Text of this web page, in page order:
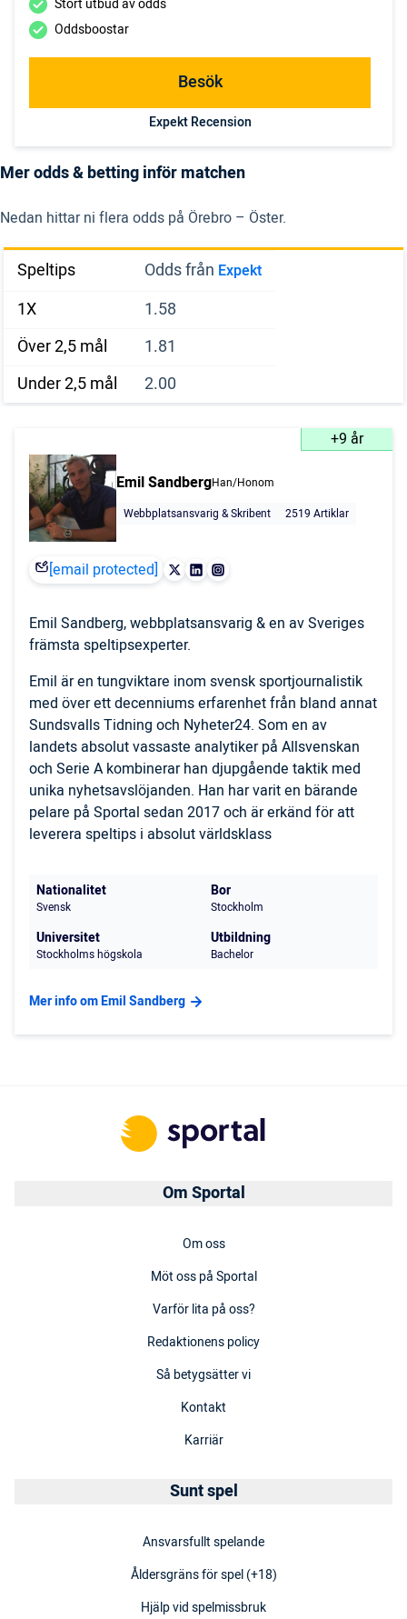
Stort utbud av odds
Oddsboostar
Besök
Expekt Recension
Mer odds & betting inför matchen
Nedan hittar ni flera odds på Örebro – Öster.
Speltips Odds från Expekt
1X
1.58
Över 2,5 mål
1.81
Under 2,5 mål
2.00
+9 år
Emil SandbergHan/Honom
Webbplatsansvarig & Skribent
2519 Artiklar
[email protected]
Emil Sandberg, webbplatsansvarig & en av Sveriges
främsta speltipsexperter.
Emil är en tungviktare inom svensk sportjournalistik
med över ett decenniums erfarenhet från bland annat
Sundsvalls Tidning och Nyheter24. Som en av
landets absolut vassaste analytiker på Allsvenskan
och Serie A kombinerar han djupgående taktik med
unika nyhetsavslöjanden. Han har varit en bärande
pelare på Sportal sedan 2017 och är erkänd för att
leverera speltips i absolut världsklass
Nationalitet
Svensk
Bor
Stockholm
Universitet
Stockholms högskola
Utbildning
Bachelor
Mer info om Emil Sandberg
Om Sportal
Om oss
Möt oss på Sportal
Varför lita på oss?
Redaktionens policy
Så betygsätter vi
Kontakt
Karriär
Sunt spel
Ansvarsfullt spelande
Åldersgräns för spel (+18)
Hjälp vid spelmissbruk